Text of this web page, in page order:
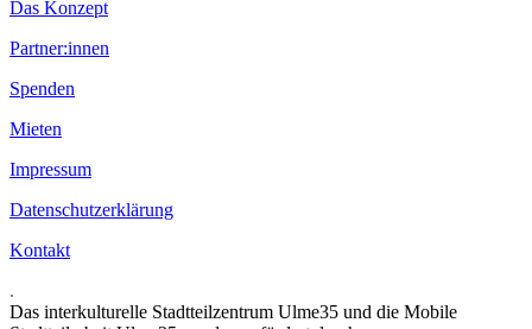
Das Konzept
Partner:innen
Spenden
Mieten
Impressum
Datenschutzerklärung
Kontakt
.
Das interkulturelle Stadtteilzentrum Ulme35 und die Mobile